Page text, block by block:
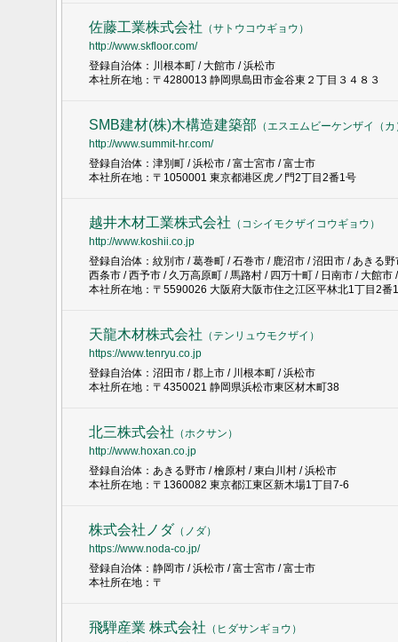
佐藤工業株式会社 （サトウコウギョウ ）
http://www.skfloor.com/
登録自治体：川根本町 / 大館市 / 浜松市
本社所在地：〒4280013 静岡県島田市金谷東２丁目３４８３
SMB建材(株)木構造建築部 （エスエムビーケンザイ（
http://www.summit-hr.com/
登録自治体：津別町 / 浜松市 / 富士宮市 / 富士市
本社所在地：〒1050001 東京都港区虎ノ門2丁目2番1号
越井木材工業株式会社 （ コシイモクザイコウギョウ ）
http://www.koshii.co.jp
登録自治体：紋別市 / 葛巻町 / 石巻市 / 鹿沼市 / 沼田市 / あきる
西条市 / 西予市 / 久万高原町 / 馬路村 / 四万十町 / 日南市 / 大館市
本社所在地：〒5590026 大阪府大阪市住之江区平林北1丁目2番
天龍木材株式会社 （テンリュウモクザイ ）
https://www.tenryu.co.jp
登録自治体：沼田市 / 郡上市 / 川根本町 / 浜松市
本社所在地：〒4350021 静岡県浜松市東区材木町38
北三株式会社 （ホクサン ）
http://www.hoxan.co.jp
登録自治体：あきる野市 / 檜原村 / 東白川村 / 浜松市
本社所在地：〒1360082 東京都江東区新木場1丁目7-6
株式会社ノダ （ ノダ）
https://www.noda-co.jp/
登録自治体：静岡市 / 浜松市 / 富士宮市 / 富士市
本社所在地：〒
飛騨産業 株式会社 （ ヒダサンギョウ ）